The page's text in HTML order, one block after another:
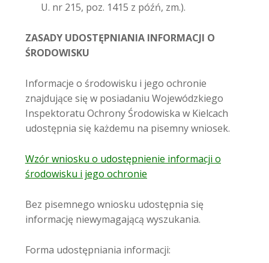
U. nr 215, poz. 1415 z późń, zm.).
ZASADY UDOSTĘPNIANIA INFORMACJI O
ŚRODOWISKU
Informacje o środowisku i jego ochronie
znajdujące się w posiadaniu Wojewódzkiego
Inspektoratu Ochrony Środowiska w Kielcach
udostępnia się każdemu na pisemny wniosek.
Wzór wniosku o udostępnienie informacji o
środowisku i jego ochronie
Bez pisemnego wniosku udostępnia się
informację niewymagającą wyszukania.
Forma udostępniania informacji: